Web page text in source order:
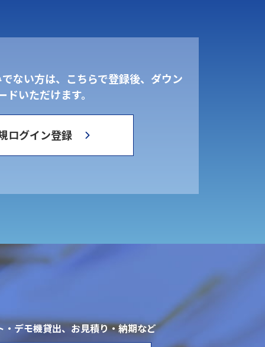
ない方は、こちらで登録後、ダウン
ドいただけます。
ログイン登録
・デモ機貸出、お見積り・納期など